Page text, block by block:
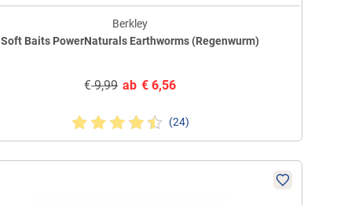
Berkley
Soft Baits PowerNaturals Earthworms (Regenwurm)
€9,99 ab €6,56
(24)